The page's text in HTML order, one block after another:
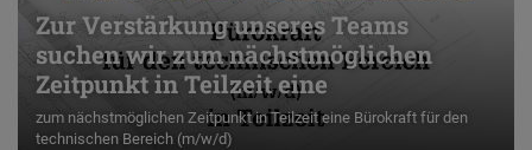
Zur Verstärkung unseres Teams
suchen wir zum nächstmöglichen
Zeitpunkt in Teilzeit eine
zum nächstmöglichen Zeitpunkt in Teilzeit eine Bürokraft für den
technischen Bereich (m/w/d)